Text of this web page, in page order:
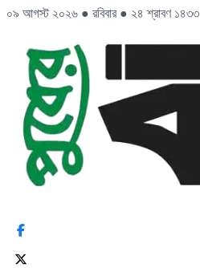
০৯ আগস্ট ২০২৬ ● রবিবার ● ২৪ শ্রাবণ ১৪৩৩